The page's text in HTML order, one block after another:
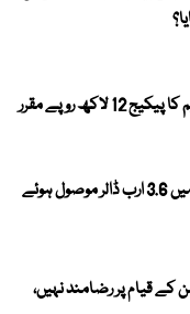
ترسیلات زر میں بڑا اضافہ ، جولائی میں 3.6 ارب ڈالر موصول ہوئے
قیام پر رضامند نہیں،